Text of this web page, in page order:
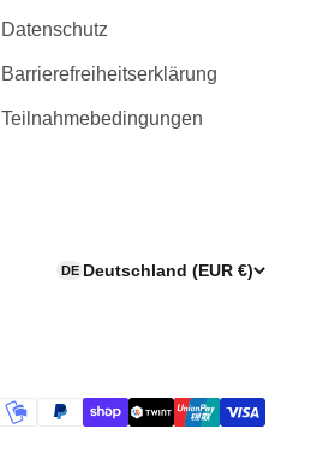
Datenschutz
Barrierefreiheitserklärung
Teilnahmebedingungen
DE Deutschland (EUR €)